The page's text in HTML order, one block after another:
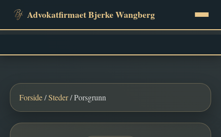
Advokatfirmaet Bjerke Wangberg
Tjenester
Forside/Steder/ Porsgrunn